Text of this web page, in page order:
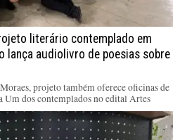
literário contemplado em
lança audiolivro de poesias sobre
projeto também oferece oficinas de
Um dos contemplados no edital Artes